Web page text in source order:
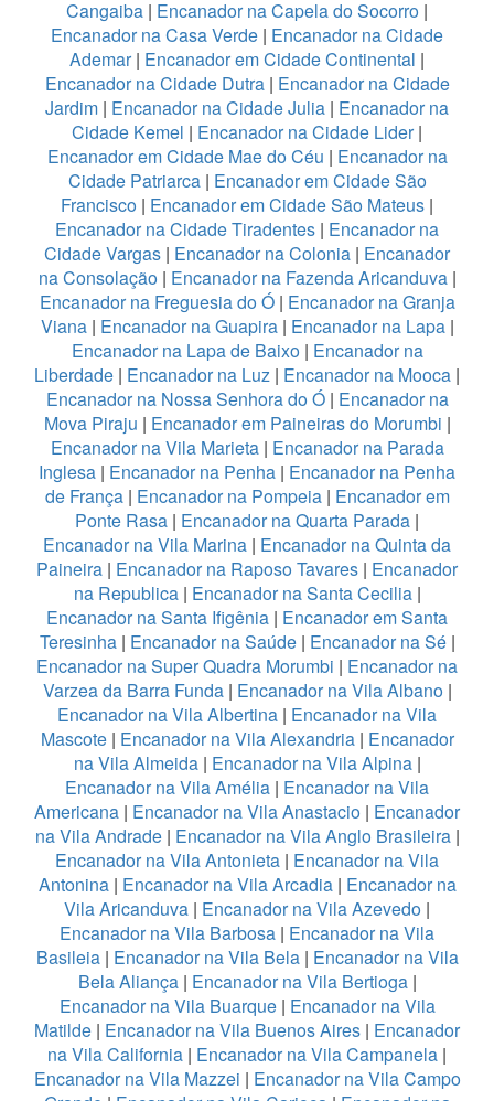
Cangaiba | Encanador na Capela do Socorro |
Encanador na Casa Verde | Encanador na Cidade
Ademar| Encanador em Cidade Continental |
Encanador na Cidade Dutra | Encanador na Cidade
Jardim | Encanador na Cidade Julia | Encanador na
Cidade Kemel | Encanador na Cidade Lider|
Encanador em Cidade Mae do Céu | Encanador na
Cidade Patriarca| Encanador em Cidade São
Francisco | Encanador em Cidade São Mateus |
Encanador na Cidade Tiradentes | Encanador na
Cidade Vargas | Encanador na Colonia | Encanador
na Consolação | Encanador na Fazenda Aricanduva|
Encanador na Freguesia do Ó| Encanador na Granja
Viana| Encanador na Guapira| Encanador na Lapa|
Encanador na Lapa de Baixo | Encanador na
Liberdade | Encanador na Luz | Encanador na Mooca |
Encanador na Nossa Senhora do Ó| Encanador na
Mova Piraju | Encanador em Paineiras do Morumbi |
Encanador na Vila Marieta| Encanador na Parada
Inglesa | Encanador na Penha | Encanador na Penha
de França | Encanador na Pompeia| Encanador em
Ponte Rasa | Encanador na Quarta Parada |
Encanador na Vila Marina | Encanador na Quinta da
Paineira | Encanador na Raposo Tavares | Encanador
na Republica| Encanador na Santa Cecilia|
Encanador na Santa Ifigênia | Encanador em Santa
Teresinha| Encanador na Saúde| Encanador na Sé|
Encanador na Super Quadra Morumbi | Encanador na
Varzea da Barra Funda| Encanador na Vila Albano|
Encanador na Vila Albertina | Encanador na Vila
Mascote| Encanador na Vila Alexandria| Encanador
na Vila Almeida | Encanador na Vila Alpina |
Encanador na Vila Amélia | Encanador na Vila
Americana | Encanador na Vila Anastacio | Encanador
na Vila Andrade| Encanador na Vila Anglo Brasileira|
Encanador na Vila Antonieta | Encanador na Vila
Antonina| Encanador na Vila Arcadia | Encanador na
Vila Aricanduva | Encanador na Vila Azevedo |
Encanador na Vila Barbosa | Encanador na Vila
Basileia| Encanador na Vila Bela| Encanador na Vila
Bela Aliança| Encanador na Vila Bertioga|
Encanador na Vila Buarque| Encanador na Vila
Matilde | Encanador na Vila Buenos Aires | Encanador
na Vila California | Encanador na Vila Campanela |
Encanador na Vila Mazzei | Encanador na Vila Campo